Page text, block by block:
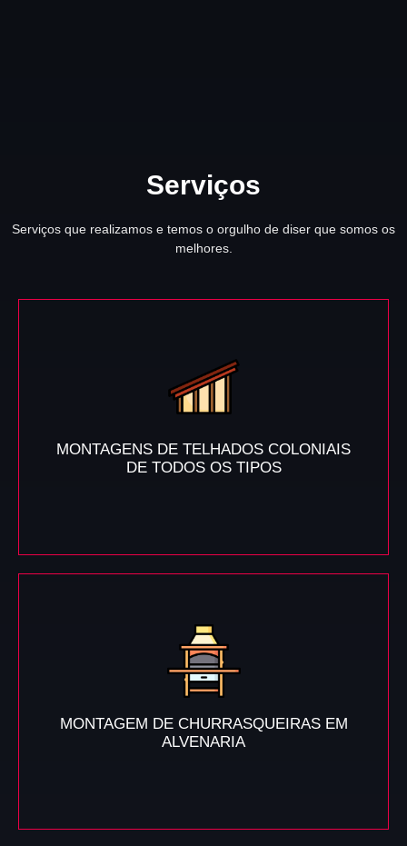
Serviços
Serviços que realizamos e temos o orgulho de diser que somos os
melhores.
MONTAGENS DE TELHADOS COLONIAIS
DE TODOS OS TIPOS
MONTAGEM DE CHURRASQUEIRAS EM
ALVENARIA